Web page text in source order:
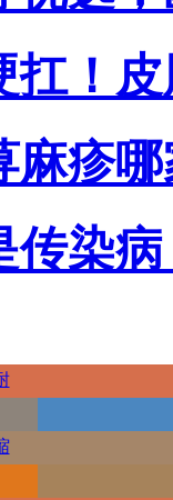
扛！
麻疹
传染